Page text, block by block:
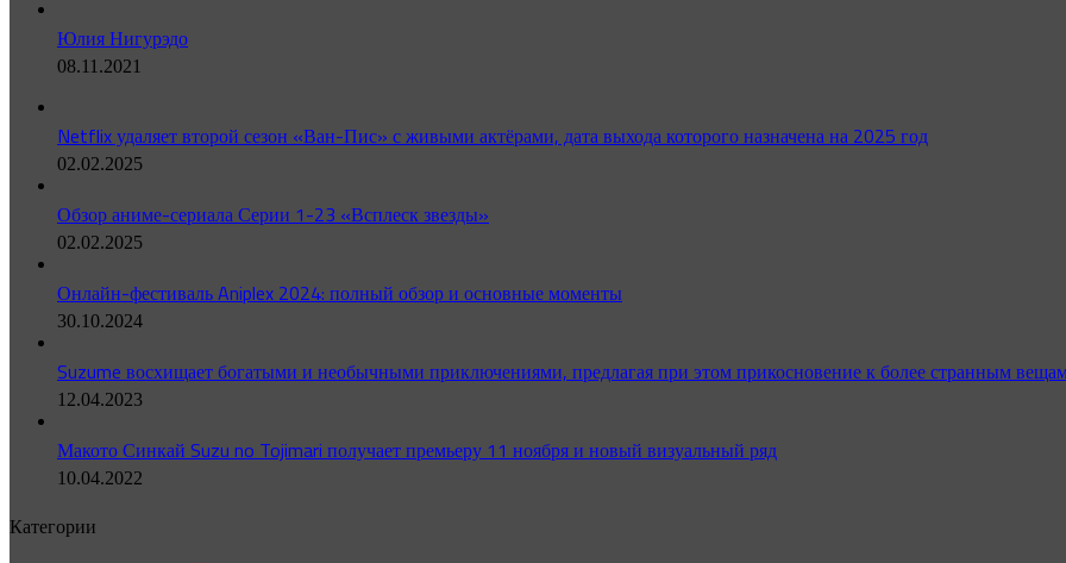
Юлия Нигурэдо
08.11.2021
Netflix удаляет второй сезон «Ван-Пис» с живыми актёрами, дата выхода которого назначена на 2025 год
02.02.2025
Обзор аниме-сериала Серии 1-23 «Всплеск звезды»
02.02.2025
Онлайн-фестиваль Aniplex 2024: полный обзор и основные моменты
30.10.2024
Suzume восхищает богатыми и необычными приключениями, предлагая при этом прикосновение к более странным
12.04.2023
Макото Синкай Suzu no Tojimari получает премьеру 11 ноября и новый визуальный ряд
10.04.2022
Категории